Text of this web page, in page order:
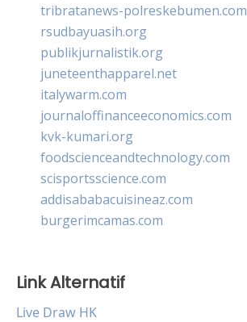
tribratanews-polreskebumen.com
rsudbayuasih.org
publikjurnalistik.org
juneteenthapparel.net
italywarm.com
journaloffinanceeconomics.com
kvk-kumari.org
foodscienceandtechnology.com
scisportsscience.com
addisababacuisineaz.com
burgerimcamas.com
Link Alternatif
Live Draw HK